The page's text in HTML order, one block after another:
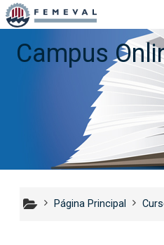
Salta al contenido principal
Campus
Página Principal